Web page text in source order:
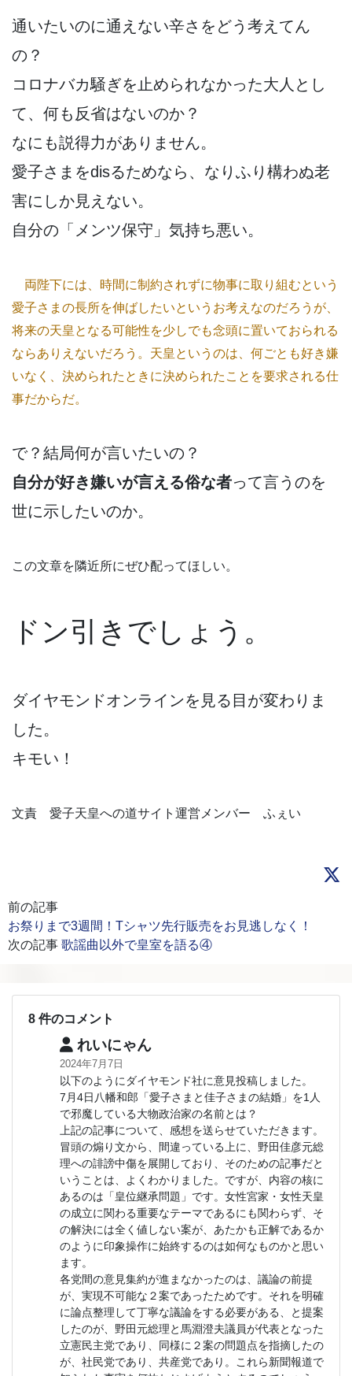
通いたいのに通えない辛さをどう考えてん
の？
コロナバカ騒ぎを止められなかった大人とし
て、何も反省はないのか？
なにも説得力がありません。
愛子さまをdisるためなら、なりふり構わぬ老
害にしか見えない。
自分の「メンツ保守」気持ち悪い。
両陛下には、時間に制約されずに物事に取り組むという
愛子さまの長所を伸ばしたいというお考えなのだろうが、
将来の天皇となる可能性を少しでも念頭に置いておられる
ならありえないだろう。天皇というのは、何ごとも好き嫌
いなく、決められたときに決められたことを要求される仕
事だからだ。
で？結局何が言いたいの？
自分が好き嫌いが言える俗な者って言うのを
世に示したいのか。
この文章を隣近所にぜひ配ってほしい。
ドン引きでしょう。
ダイヤモンドオンラインを見る目が変わりま
した。
キモい！
文責 愛子天皇への道サイト運営メンバー ふぇい
前の記事
お祭りまで3週間！Tシャツ先行販売をお見逃しなく！
次の記事 歌謡曲以外で皇室を語る④
8 件のコメント
れいにゃん
2024年7月7日
以下のようにダイヤモンド社に意見投稿しました。
7月4日八幡和郎「愛子さまと佳子さまの結婚」を1人
で邪魔している大物政治家の名前とは？
上記の記事について、感想を送らせていただきます。
冒頭の煽り文から、間違っている上に、野田佳彦元総
理への誹謗中傷を展開しており、そのための記事だと
いうことは、よくわかりました。ですが、内容の核に
あるのは「皇位継承問題」です。女性宮家・女性天皇
の成立に関わる重要なテーマであるにも関わらず、そ
の解決には全く値しない案が、あたかも正解であるか
のように印象操作に始終するのは如何なものかと思い
ます。
各党間の意見集約が進まなかったのは、議論の前提
が、実現不可能な２案であったためです。それを明確
に論点整理して丁寧な議論をする必要がある、と提案
したのが、野田元総理と馬淵澄夫議員が代表となった
立憲民主党であり、同様に２案の問題点を指摘したの
が、社民党であり、共産党であり。これら新聞報道で